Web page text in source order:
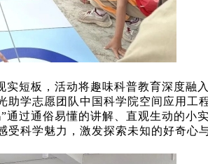
短板，活动将趣味科普教育深度融
学志愿团队中国科学院空间应用工
过通俗易懂的讲解、直观生动的小
科学魅力，激发探索未知的好奇心